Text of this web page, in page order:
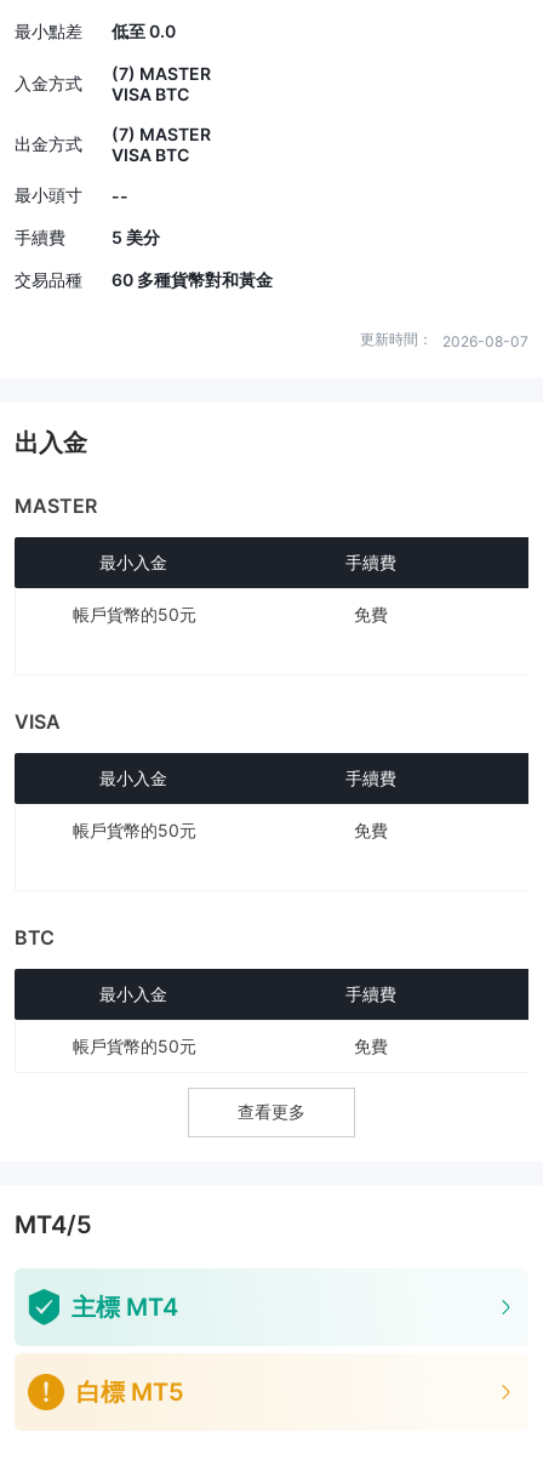
最小點差 低至 0.0
入金方式
(7) MASTER
VISA BTC
出金方式
(7) MASTER
VISA BTC
最小頭寸
--
手續費
5 美分
交易品種 60 多種貨幣對和黃金
更新時間： 2026-08-07
出入金
MASTER
最小入金 手續費
帳戶貨幣的50元 免費
VISA
最小入金 手續費
帳戶貨幣的50元 免費
BTC
最小入金 手續費
帳戶貨幣的50元 免費
查看更多
MT4/5
主標 MT4
白標 MT5